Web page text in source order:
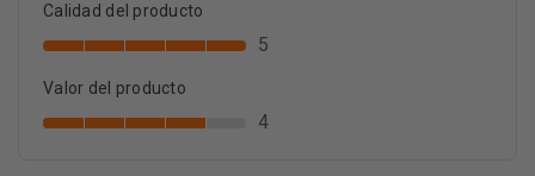
Calidad del producto
5
Valor del producto
4